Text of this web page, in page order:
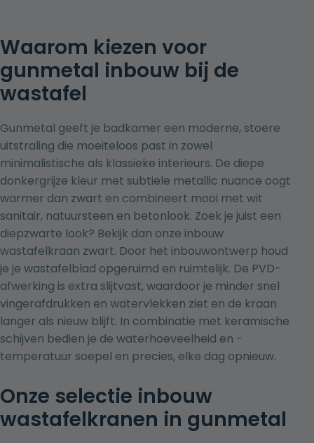
Waarom kiezen voor
gunmetal inbouw bij de
wastafel
Gunmetal geeft je badkamer een moderne, stoere
uitstraling die moeiteloos past in zowel
minimalistische als klassieke interieurs. De diepe
donkergrijze kleur met subtiele metallic nuance oogt
warmer dan zwart en combineert mooi met wit
sanitair, natuursteen en betonlook. Zoek je juist een
diepzwarte look? Bekijk dan onze inbouw
wastafelkraan zwart. Door het inbouwontwerp houd
je je wastafelblad opgeruimd en ruimtelijk. De PVD-
afwerking is extra slijtvast, waardoor je minder snel
vingerafdrukken en watervlekken ziet en de kraan
langer als nieuw blijft. In combinatie met keramische
schijven bedien je de waterhoeveelheid en -
temperatuur soepel en precies, elke dag opnieuw.
Onze selectie inbouw
wastafelkranen in gunmetal